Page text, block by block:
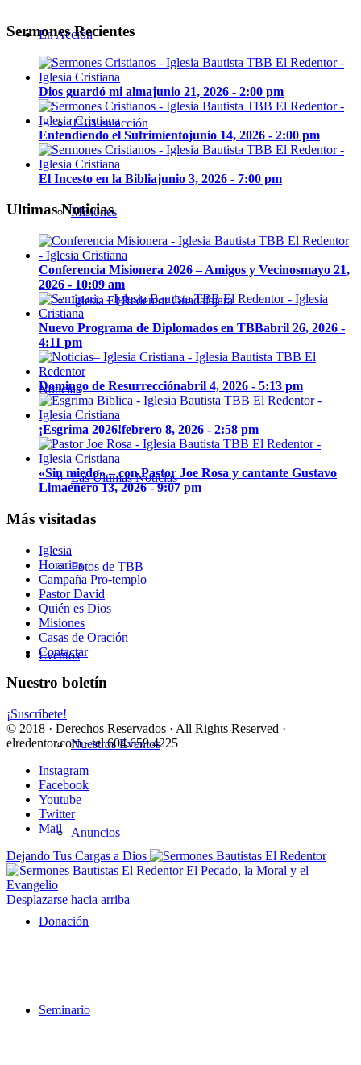
En Acción
TBB en acción
Misiones
Iglesia El Redentor Guadalajara
Noticias
Las Últimas Noticias
Fotos de TBB
Eventos
Nuestros Eventos
Anuncios
Donación
Seminario
Sermones Recientes
Dios guardó mi almajunio 21, 2026 - 2:00 pm
Entendiendo el Sufrimientojunio 14, 2026 - 2:00 pm
El Incesto en la Bibliajunio 3, 2026 - 7:00 pm
Ultimas Noticias
Conferencia Misionera 2026 – Amigos y Vecinosmayo 21,
2026 - 10:09 am
Nuevo Programa de Diplomados en TBBabril 26, 2026 -
4:11 pm
Domingo de Resurrecciónabril 4, 2026 - 5:13 pm
¡Esgrima 2026!febrero 8, 2026 - 2:58 pm
«Sin miedo» – con Pastor Joe Rosa y cantante Gustavo
Limaenero 13, 2026 - 9:07 pm
Más visitadas
Iglesia
Horarios
Campaña Pro-templo
Pastor David
Quién es Dios
Misiones
Casas de Oración
Contactar
Nuestro boletín
¡Suscríbete!
© 2018 · Derechos Reservados · All Rights Reserved ·
elredentor.com · tel.604.659.4225
Instagram
Facebook
Youtube
Twitter
Mail
Dejando Tus Cargas a Dios
El Pecado, la Moral y el
Evangelio
Desplazarse hacia arriba